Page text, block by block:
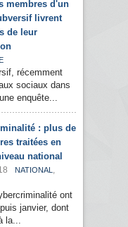
membres d'un
livrent
de leur
récemment
sociaux dans
enquête...
: plus de
traitées en
national
NATIONAL ,
ont
janvier, dont
la...